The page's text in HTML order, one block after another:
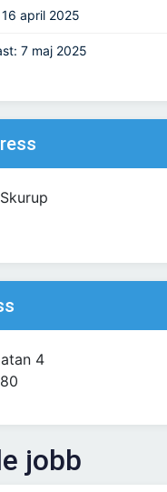
april 2025
7 maj 2025
4
jobb